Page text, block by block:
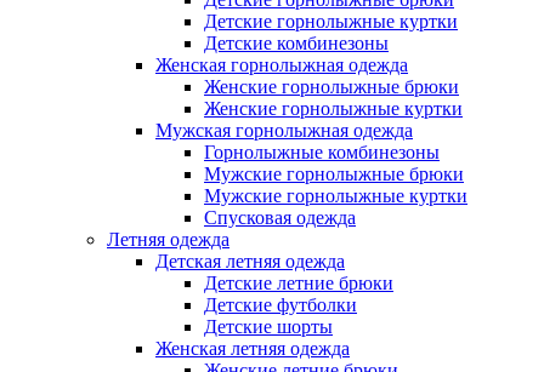
Детские горнолыжные куртки
Детские комбинезоны
Женская горнолыжная одежда
Женские горнолыжные брюки
Женские горнолыжные куртки
Мужская горнолыжная одежда
Горнолыжные комбинезоны
Мужские горнолыжные брюки
Мужские горнолыжные куртки
Спусковая одежда
Летняя одежда
Детская летняя одежда
Детские летние брюки
Детские футболки
Детские шорты
Женская летняя одежда